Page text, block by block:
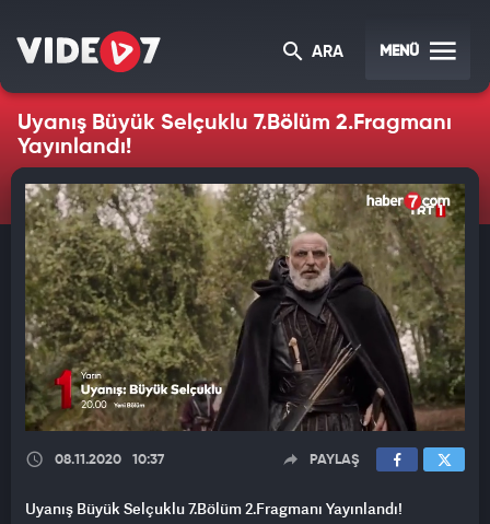
ARA MENÜ
Uyanış Büyük Selçuklu 7.Bölüm 2.Fragmanı
Yayınlandı!
08.11.2020 10:37 PAYLAŞ
Uyanış Büyük Selçuklu 7.Bölüm 2.Fragmanı Yayınlandı!